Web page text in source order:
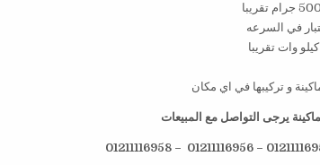
يرجى التواصل مع المبيعات